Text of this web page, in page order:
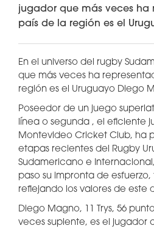
jugador que más veces ha
país de la región es el
En el universo del rugby
que más veces ha
región es el Uruguayo Diego
Poseedor de un juego
línea o segunda , el eficiente
Montevideo Cricket Club, ha
etapas recientes del Rugby
Sudamericano e
paso su impronta de
reflejando los valores de este
Diego Magno, 11 Trys, 56
veces suplente, es el jugador